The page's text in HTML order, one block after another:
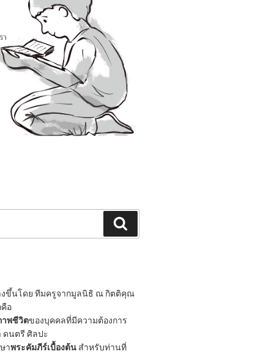
งขึ้นโดย ทีมครูจากมูลนิธิ ณ กิตติคุณ
อ
พชีวิตของบุคคลที่มีความต้องการ
ดนตรี ศิลปะ
าพระคัมภีร์เบื้องต้น สำหรับท่านที่